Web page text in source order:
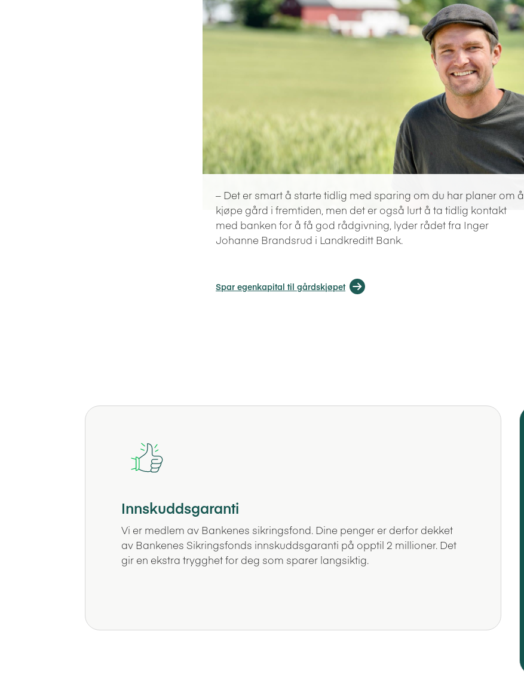
– Det er smart å starte tidlig med sparing om du har planer om å
kjøpe gård i fremtiden, men det er også lurt å ta tidlig kontakt
med banken for å få god rådgivning, lyder rådet fra Inger
Johanne Brandsrud i Landkreditt Bank.
Spar egenkapital til gårdskjøpet
Innskuddsgaranti
Vi er medlem av Bankenes sikringsfond. Dine penger er derfor dekket
av Bankenes Sikringsfonds innskuddsgaranti på opptil 2 millioner. Det
gir en ekstra trygghet for deg som sparer langsiktig.